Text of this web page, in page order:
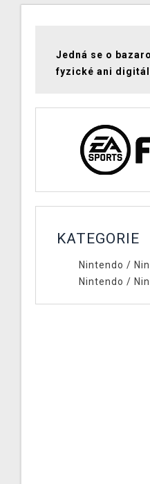
Jedná se o
fyzické ani
KATEGORIE
Nintendo /
Nintendo /